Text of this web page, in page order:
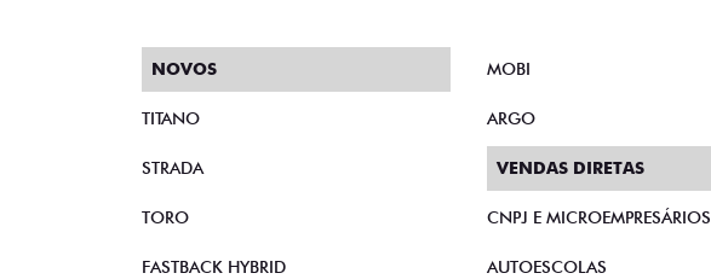
NOVOS
TITANO
STRADA
TORO
FASTBACK HYBRID
MOBI
ARGO
VENDAS DIRETAS
CNPJ E MICROEMPRESÁRIOS
AUTOESCOLAS